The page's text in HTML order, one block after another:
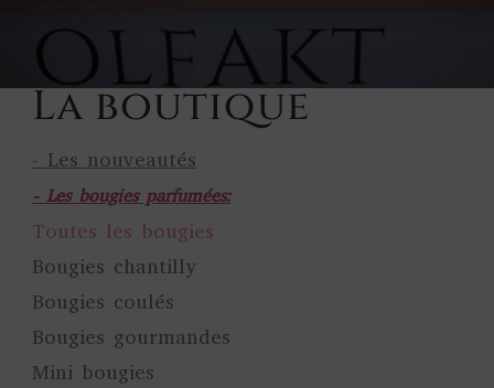
La boutique
- Les nouveautés
- Les bougies parfumées:
Toutes les bougies
Bougies chantilly
Bougies coulés
Bougies gourmandes
Mini bougies